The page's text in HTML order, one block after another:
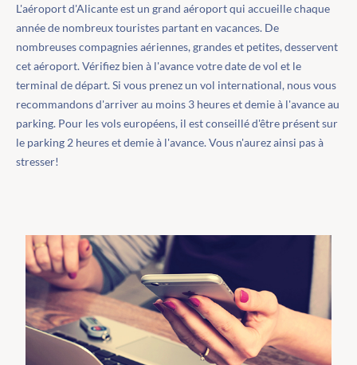
L'aéroport d'Alicante est un grand aéroport qui accueille chaque
année de nombreux touristes partant en vacances. De
nombreuses compagnies aériennes, grandes et petites, desservent
cet aéroport. Vérifiez bien à l'avance votre date de vol et le
terminal de départ. Si vous prenez un vol international, nous vous
recommandons d'arriver au moins 3 heures et demie à l'avance au
parking. Pour les vols européens, il est conseillé d'être présent sur
le parking 2 heures et demie à l'avance. Vous n'aurez ainsi pas à
stresser!